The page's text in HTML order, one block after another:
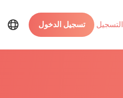
التسجيل تسجيل الدخول